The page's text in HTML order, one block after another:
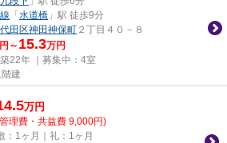
「 水道橋 」駅 徒歩9分
田区神田神保町 ２丁目４０－８
～ 15.3万円
22年 ｜募集中： 4室
建
万円
理費・共益費 9,000円)
：1ヶ月｜礼：1ヶ月